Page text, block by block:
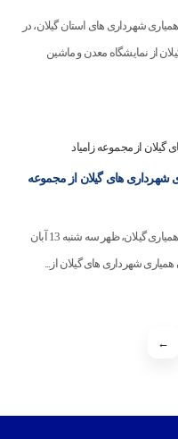
شهرداری های استان گیلان، در
از نمایشگاه معدن و ماشین
شهرداری های گیلان از مجموعه
به گزارش روابط عمومی سازمان همیاری گیلان، ظهر سه شنبه 13 آبان
←